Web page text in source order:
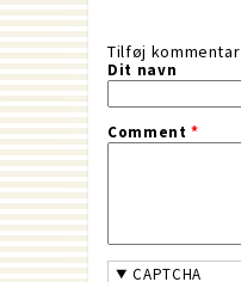
Tilføj kommentar
Dit navn
Comment*
CAPTCHA